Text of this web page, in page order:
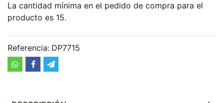
La cantidad mínima en el pedido de compra para el
producto es 15.
Referencia: DP7715